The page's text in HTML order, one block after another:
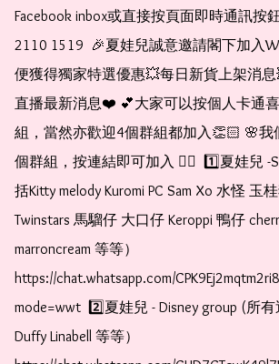
Facebook inbox或直接按頁面即時通訊按
2110 1519  🎉夏娃兒誠意邀請閣下加入
便獲得獨家特選優惠💥每日新貨上架消
直播最新消息❤️ 💕大家可以按個人卡通
組，當然亦歡迎4個群組都加入👏🏻 🌸我
個群組，按連結即可加入 👇🏻  1️⃣夏娃兒 -
括Kitty melody Kuromi PC Sam Xo 水怪 玉
Twinstars 馬騮仔 大口仔 Keroppi 鴨仔
marroncream 等等）
https://chat.whatsapp.com/
mode=wwt  2️⃣夏娃兒 - Disney group (所
Duffy Linabell 等等）